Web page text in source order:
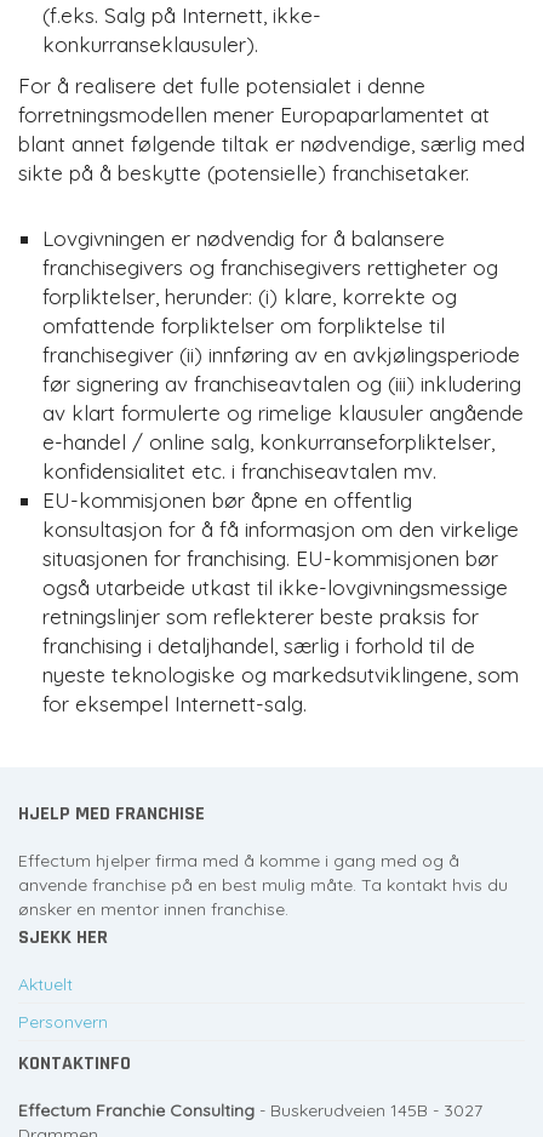
(f.eks. Salg på Internett, ikke-
konkurranseklausuler).
For å realisere det fulle potensialet i denne
forretningsmodellen mener Europaparlamentet at
blant annet følgende tiltak er nødvendige, særlig med
sikte på å beskytte (potensielle) franchisetaker.
Lovgivningen er nødvendig for å balansere
franchisegivers og franchisegivers rettigheter og
forpliktelser, herunder: (i) klare, korrekte og
omfattende forpliktelser om forpliktelse til
franchisegiver (ii) innføring av en avkjølingsperiode
før signering av franchiseavtalen og (iii) inkludering
av klart formulerte og rimelige klausuler angående
e-handel / online salg, konkurranseforpliktelser,
konfidensialitet etc. i franchiseavtalen mv.
EU-kommisjonen bør åpne en offentlig
konsultasjon for å få informasjon om den virkelige
situasjonen for franchising. EU-kommisjonen bør
også utarbeide utkast til ikke-lovgivningsmessige
retningslinjer som reflekterer beste praksis for
franchising i detaljhandel, særlig i forhold til de
nyeste teknologiske og markedsutviklingene, som
for eksempel Internett-salg.
HJELP MED FRANCHISE
Effectum hjelper firma med å komme i gang med og å
anvende franchise på en best mulig måte. Ta kontakt hvis du
ønsker en mentor innen franchise.
SJEKK HER
Aktuelt
Personvern
KONTAKTINFO
Effectum Franchie Consulting - Buskerudveien 145B - 3027